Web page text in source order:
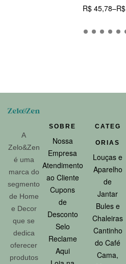
R$ 45,78–R$
A
Zelo&Zen
é uma
marca do
segmento
de Home
e Decor
que se
dedica
oferecer
produtos
SOBRE
Nossa
Empresa
Atendimento
ao Cliente
Cupons
de
Desconto
Selo
Reclame
Aqui
CATEG
ORIAS
Louças e
Aparelho
de
Jantar
Bules e
Chaleiras
Cantinho
do Café
Cama,